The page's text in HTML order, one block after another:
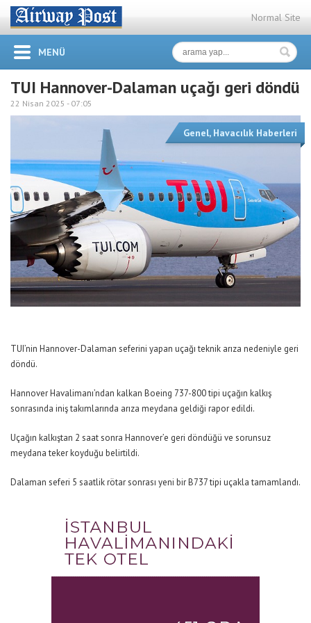
Normal Site
MENÜ
TUI Hannover-Dalaman uçağı geri döndü
22 Nisan 2025 - 07:05
Genel, Havacılık Haberleri
TUI’nin Hannover-Dalaman seferini yapan uçağı teknik arıza nedeniyle geri
döndü.
Hannover Havalimanı’ndan kalkan Boeing 737-800 tipi uçağın kalkış
sonrasında iniş takımlarında arıza meydana geldiği rapor edildi.
Uçağın kalkıştan 2 saat sonra Hannover’e geri döndüğü ve sorunsuz
meydana teker koyduğu belirtildi.
Dalaman seferi 5 saatlik rötar sonrası yeni bir B737 tipi uçakla tamamlandı.